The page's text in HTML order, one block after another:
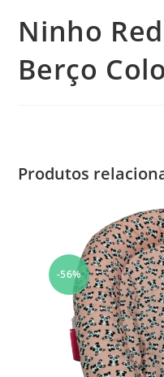
Ninho
Berço
Produtos
-56%